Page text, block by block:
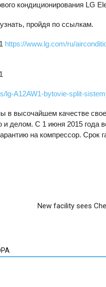
кондиционирования LG
пройдя по ссылкам.
https://www.lg.com/ru/
lg-A12AW1-bytovie-split-
в высочайшем качестве
и делом. С 1 июня 2015 года
на компрессор. Срок
New facility sees